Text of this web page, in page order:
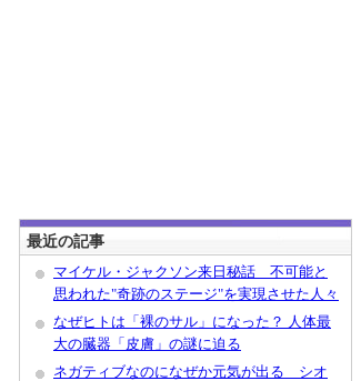
最近の記事
マイケル・ジャクソン来日秘話 不可能と
思われた"奇跡のステージ"を実現させた人々
なぜヒトは「裸のサル」になった？ 人体最
大の臓器「皮膚」の謎に迫る
ネガティブなのになぜか元気が出る シオ